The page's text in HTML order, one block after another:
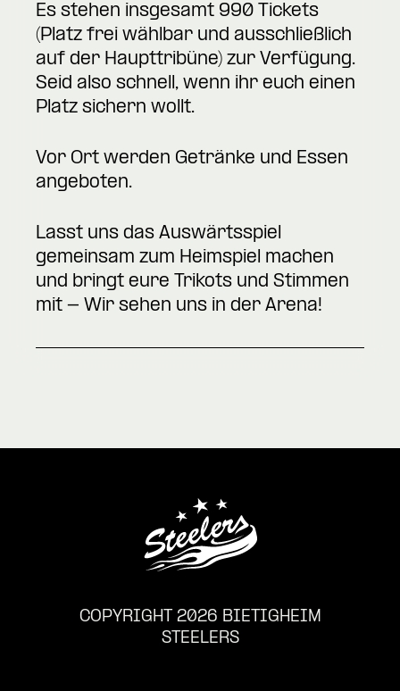
Es stehen insgesamt 990 Tickets
(Platz frei wählbar und ausschließlich
auf der Haupttribüne) zur Verfügung.
Seid also schnell, wenn ihr euch einen
Platz sichern wollt.
Vor Ort werden Getränke und Essen
angeboten.
Lasst uns das Auswärtsspiel
gemeinsam zum Heimspiel machen
und bringt eure Trikots und Stimmen
mit - Wir sehen uns in der Arena!
COPYRIGHT 2026 BIETIGHEIM
STEELERS